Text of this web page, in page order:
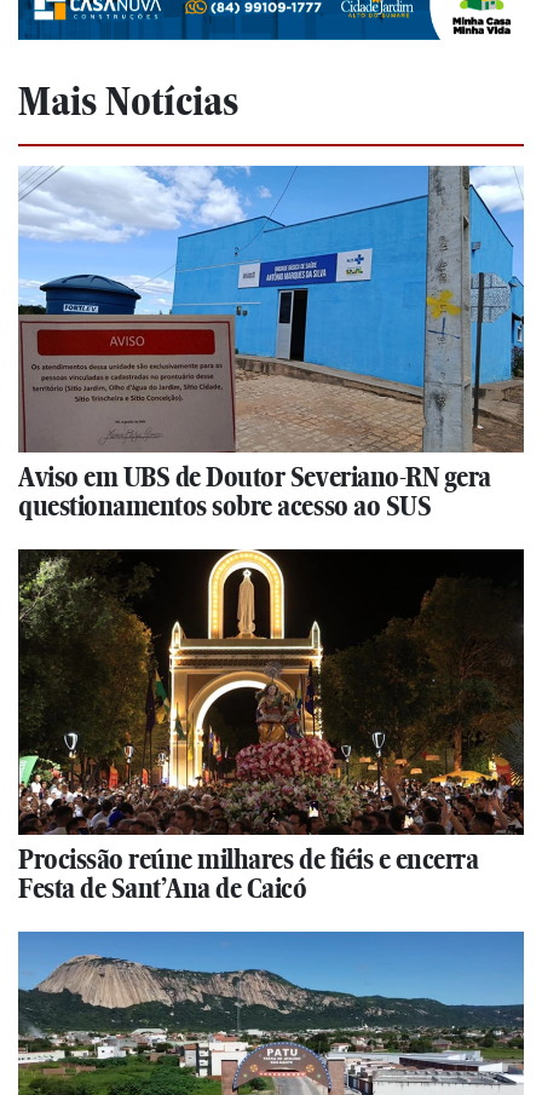
Mais Notícias
Aviso em UBS de Doutor Severiano-RN gera
questionamentos sobre acesso ao SUS
Procissão reúne milhares de fiéis e encerra
Festa de Sant’Ana de Caicó